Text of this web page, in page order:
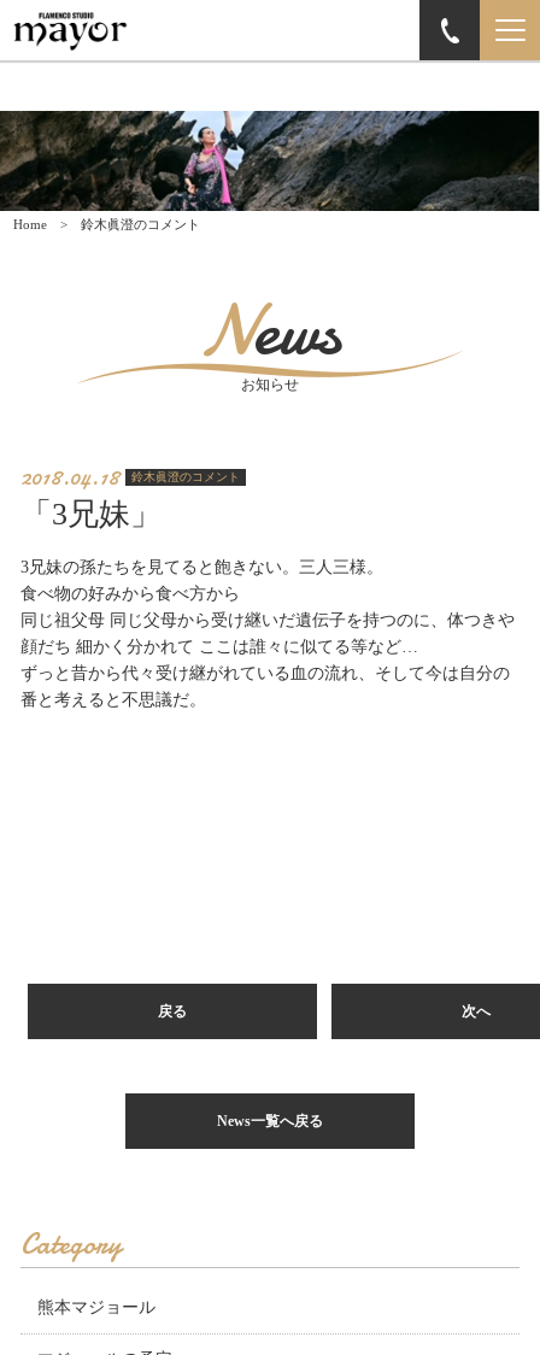
Home 鈴木眞澄のコメント
News
お知らせ
2018.04.18 鈴木眞澄のコメント
「3兄妹」
3兄妹の孫たちを見てると飽きない。三人三様。
食べ物の好みから食べ方から
同じ祖父母 同じ父母から受け継いだ遺伝子を持つのに、体つきや
顔だち 細かく分かれて ここは誰々に似てる等など…
ずっと昔から代々受け継がれている血の流れ、そして今は自分の
番と考えると不思議だ。
戻る 次へ
News一覧へ戻る
Category
熊本マジョール